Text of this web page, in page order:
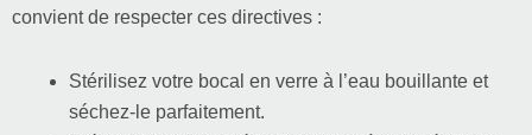
convient de respecter ces directives :
Stérilisez votre bocal en verre à l’eau bouillante et
séchez-le parfaitement.